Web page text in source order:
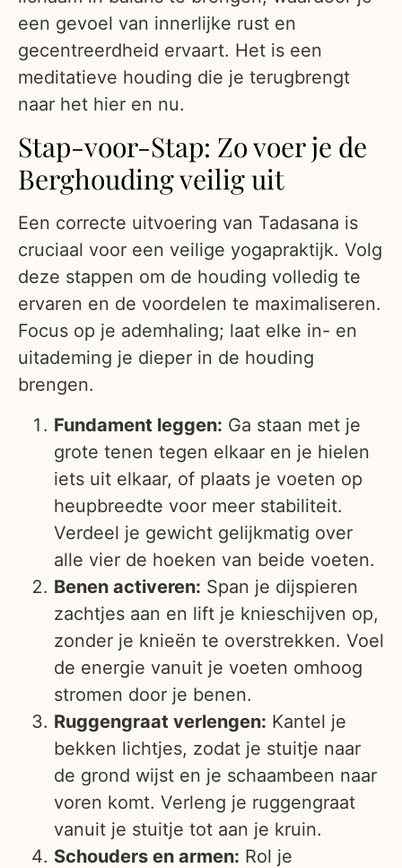
een gevoel van innerlijke rust en
gecentreerdheid ervaart. Het is een
meditatieve houding die je terugbrengt
naar het hier en nu.
Stap-voor-Stap: Zo voer je de
Berghouding veilig uit
Een correcte uitvoering van Tadasana is
cruciaal voor een veilige yogapraktijk. Volg
deze stappen om de houding volledig te
ervaren en de voordelen te maximaliseren.
Focus op je ademhaling; laat elke in- en
uitademing je dieper in de houding
brengen.
Fundament leggen: Ga staan met je
grote tenen tegen elkaar en je hielen
iets uit elkaar, of plaats je voeten op
heupbreedte voor meer stabiliteit.
Verdeel je gewicht gelijkmatig over
alle vier de hoeken van beide voeten.
Benen activeren: Span je dijspieren
zachtjes aan en lift je knieschijven op,
zonder je knieën te overstrekken. Voel
de energie vanuit je voeten omhoog
stromen door je benen.
Ruggengraat verlengen: Kantel je
bekken lichtjes, zodat je stuitje naar
de grond wijst en je schaambeen naar
voren komt. Verleng je ruggengraat
vanuit je stuitje tot aan je kruin.
Schouders en armen: Rol je